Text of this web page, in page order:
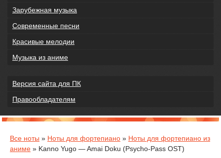
Зарубежная музыка
Современные песни
Красивые мелодии
Музыка из аниме
Версия сайта для ПК
Правообладателям
Все ноты » Ноты для фортепиано » Ноты для фортепиано из
аниме » Kanno Yugo — Amai Doku (Psycho-Pass OST)